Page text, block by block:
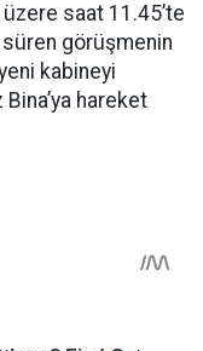
üzere saat 11.45’te
süren görüşmenin
kabineyi
hareket